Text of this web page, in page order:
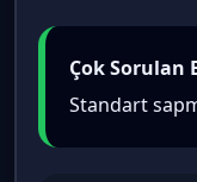
Çok Sorulan
Standart